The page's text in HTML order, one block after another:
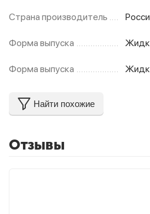
Страна производитель
Форма выпуска
Форма выпуска
Найти похожие
Отзывы